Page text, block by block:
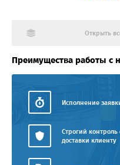
Открыть
Преимущества работы с
Исполнение
Строгий контроль
доставки клиенту